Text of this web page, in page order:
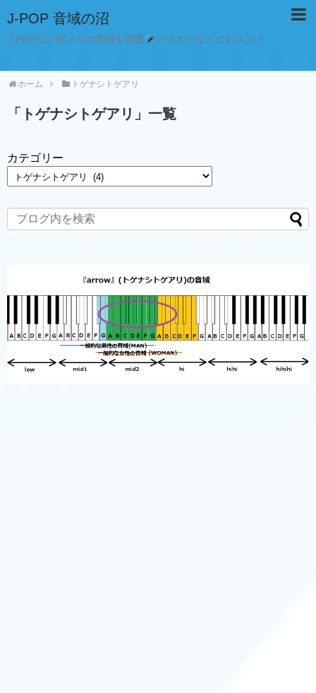
J-POP 音域の沼
J-POPなど歌メロの音域を調査 カラオケなどにおススメ
ホーム トゲナシトゲアリ
「 トゲナシトゲアリ 」 一覧
カテゴリー